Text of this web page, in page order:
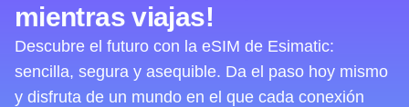
mientras viajas!
Descubre el futuro con la eSIM de Esimatic:
sencilla, segura y asequible. Da el paso hoy mismo
y disfruta de un mundo en el que cada conexión